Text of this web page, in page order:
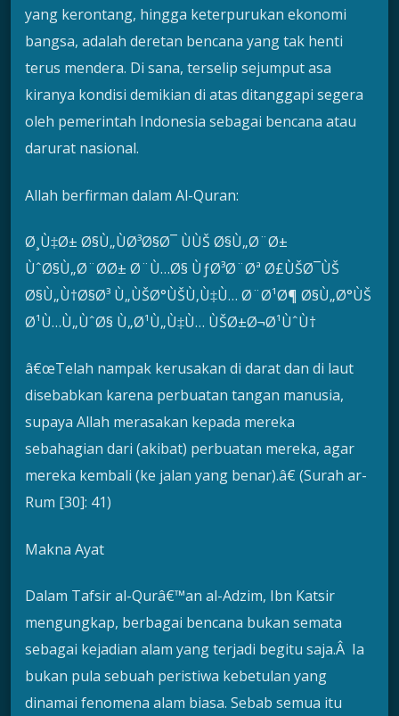
yang kerontang, hingga keterpurukan ekonomi
bangsa, adalah deretan bencana yang tak henti
terus mendera. Di sana, terselip sejumput asa
kiranya kondisi demikian di atas ditanggapi segera
oleh pemerintah Indonesia sebagai bencana atau
darurat nasional.
Allah berfirman dalam Al-Quran:
Ø¸Ù‡Ø± Ø§Ù„ÙØ³Ø§Ø¯ ÙÙŠ Ø§Ù„Ø¨Ø±
ÙˆØ§Ù„Ø¨Ø­Ø± Ø¨Ù…Ø§ ÙƒØ³Ø¨Øª Ø£ÙŠØ¯ÙŠ
Ø§Ù„Ù†Ø§Ø³ Ù„ÙŠØ°ÙŠÙ‚Ù‡Ù… Ø¨Ø¹Ø¶ Ø§Ù„Ø°ÙŠ
Ø¹Ù…Ù„ÙˆØ§ Ù„Ø¹Ù„Ù‡Ù… ÙŠØ±Ø¬Ø¹ÙˆÙ†
â€œTelah nampak kerusakan di darat dan di laut
disebabkan karena perbuatan tangan manusia,
supaya Allah merasakan kepada mereka
sebahagian dari (akibat) perbuatan mereka, agar
mereka kembali (ke jalan yang benar).â€ (Surah ar-
Rum [30]: 41)
Makna Ayat
Dalam Tafsir al-Qurâ€™an al-Adzim, Ibn Katsir
mengungkap, berbagai bencana bukan semata
sebagai kejadian alam yang terjadi begitu saja.Â Ia
bukan pula sebuah peristiwa kebetulan yang
dinamai fenomena alam biasa. Sebab semua itu